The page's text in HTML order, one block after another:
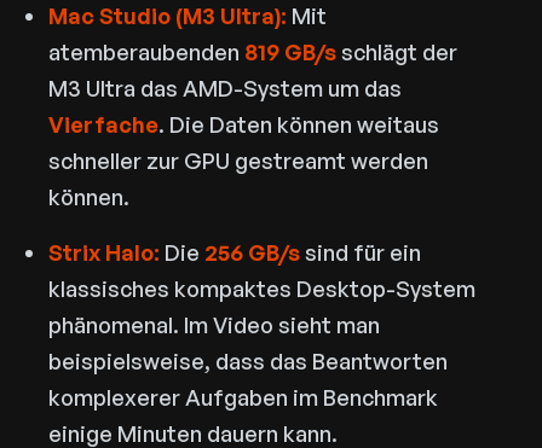
Mac Studio (M3 Ultra): Mit
atemberaubenden 819 GB/sschlägt der
M3 Ultra das AMD-System um das
Vierfache. Die Daten können weitaus
schneller zur GPU gestreamt werden
können.
Strix Halo: Die 256 GB/ssind für ein
klassisches kompaktes Desktop-System
phänomenal. Im Video sieht man
beispielsweise, dass das Beantworten
komplexerer Aufgaben im Benchmark
einige Minuten dauern kann.